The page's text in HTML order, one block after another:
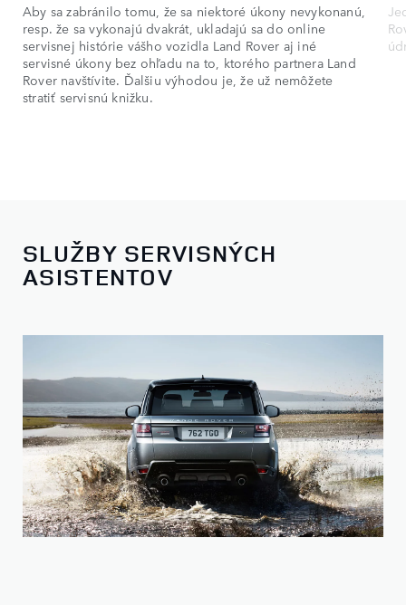
Aby sa zabránilo tomu, že sa niektoré úkony nevykonanú,
resp. že sa vykonajú dvakrát, ukladajú sa do online
servisnej histórie vášho vozidla Land Rover aj iné
servisné úkony bez ohľadu na to, ktorého partnera Land
Rover navštívite. Ďalšiu výhodou je, že už nemôžete
stratiť servisnú knižku.
SLUŽBY SERVISNÝCH
ASISTENTOV